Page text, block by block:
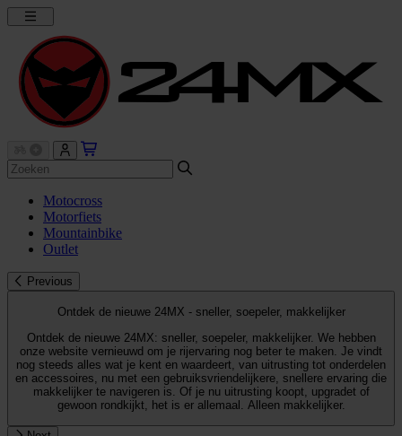
Motocross
Motorfiets
Mountainbike
Outlet
Previous
Ontdek de nieuwe 24MX - sneller, soepeler, makkelijker
Ontdek de nieuwe 24MX: sneller, soepeler, makkelijker. We hebben
onze website vernieuwd om je rijervaring nog beter te maken. Je vindt
nog steeds alles wat je kent en waardeert, van uitrusting tot onderdelen
en accessoires, nu met een gebruiksvriendelijkere, snellere ervaring die
makkelijker te navigeren is. Of je nu uitrusting koopt, upgradet of
gewoon rondkijkt, het is er allemaal. Alleen makkelijker.